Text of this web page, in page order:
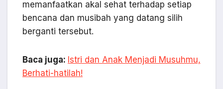
memanfaatkan akal sehat terhadap setiap
bencana dan musibah yang datang silih
berganti tersebut.
Baca juga: Istri dan Anak Menjadi Musuhmu,
Berhati-hatilah!